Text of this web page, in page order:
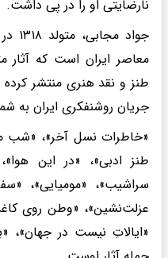
نارضایتی او را در پی داشت.
معاصر ایران است که آثار
طنز و نقد هنری منتشر کرده
جریان روشنفکری ایران به
«خاطرات نسل آخر»، «شب
طنز ادبی»، «در این
سراشیب»، «مومیایی»،
عزلت‌نشین»، «وطن روی
«ایالاتِ نیست در جهان»،